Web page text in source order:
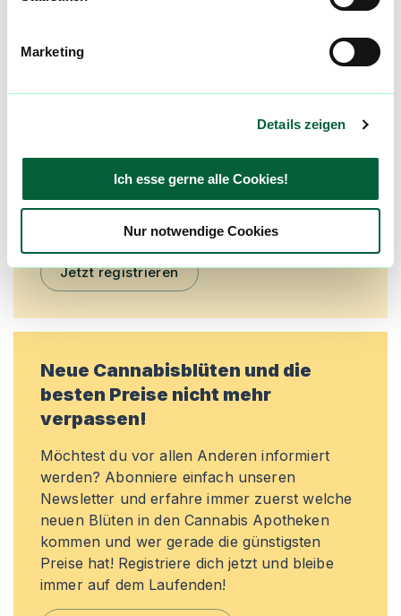
Marketing
Details zeigen
Ich esse gerne alle Cookies!
Nur notwendige Cookies
Community
aktualisiert! Hilf uns mit Deinen Kommentaren
Lieblingsblüten zu merken, rechtzeitig über
Preisreduktionen informiert zu werden und
exklusive Angebote zu erhalten!
Jetzt registrieren
Neue Cannabisblüten und die
besten Preise nicht mehr
verpassen!
Möchtest du vor allen Anderen informiert
werden? Abonniere einfach unseren
Newsletter und erfahre immer zuerst welche
neuen Blüten in den Cannabis Apotheken
kommen und wer gerade die günstigsten
Preise hat! Registriere dich jetzt und bleibe
immer auf dem Laufenden!